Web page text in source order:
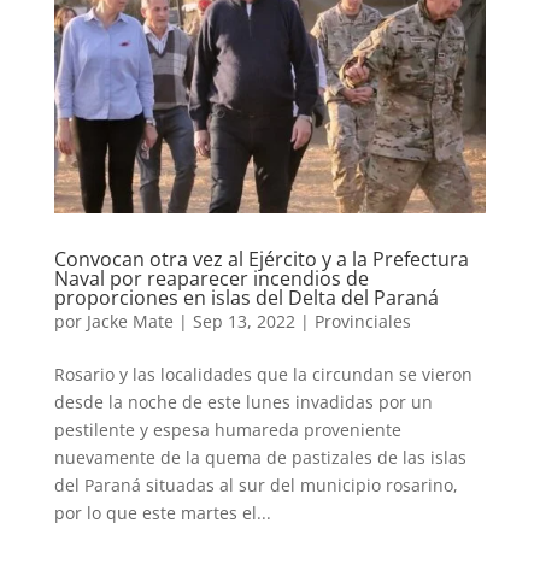
Convocan otra vez al Ejército y a la Prefectura
Naval por reaparecer incendios de
proporciones en islas del Delta del Paraná
por Jacke Mate | Sep 13, 2022 | Provinciales
Rosario y las localidades que la circundan se vieron
desde la noche de este lunes invadidas por un
pestilente y espesa humareda proveniente
nuevamente de la quema de pastizales de las islas
del Paraná situadas al sur del municipio rosarino,
por lo que este martes el...